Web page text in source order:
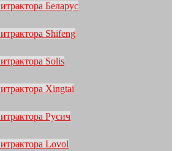
Беларус
Shifeng
Solis
Xingtai
Русич
Lovol